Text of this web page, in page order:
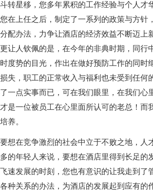
转星移，您多年累积的工作经验与个人才
在上任之后，制定了一系列的政策与方针
配办法，力争让酒店的经济效益不断迈上
让人钦佩的是，在今年的非典时期，同行
度势的目光，作出在做好预防工作的同时
失，职工的正常收入与福利也未受到任何
一点实事而已，可在我们眼里，在我们心
是一位被员工在心里面所认可的老总！而
养。
想在竞争激烈的社会中立于不败之地，人
的年轻人来说，要想在酒店里得到长足的
速发展的时刻，您也有意识的让我走到了
种关系的办法，为酒店的发展起到应有的